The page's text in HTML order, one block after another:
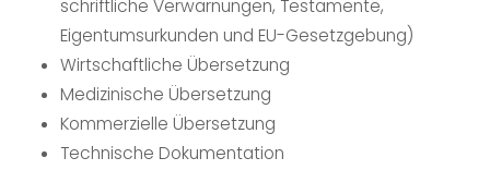
schriftliche Verwarnungen, Testamente,
Eigentumsurkunden und EU-Gesetzgebung)
Wirtschaftliche Übersetzung
Medizinische Übersetzung
Kommerzielle Übersetzung
Technische Dokumentation